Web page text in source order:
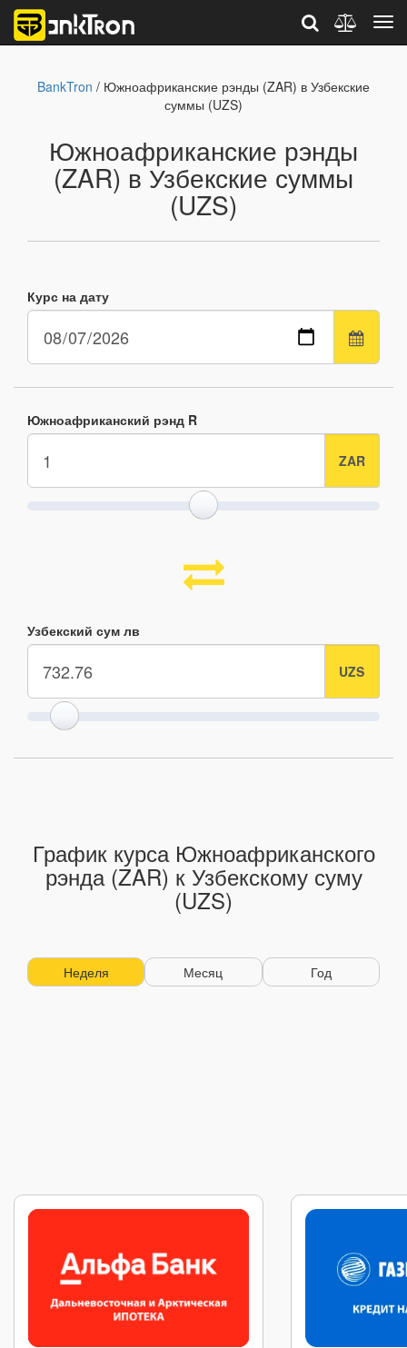
BankTron / Южноафриканские рэнды (ZAR) в Узбекские
суммы (UZS)
Южноафриканские рэнды
(ZAR) в Узбекские суммы
(UZS)
Курс на дату
Южноафриканский рэнд R
Узбекский сум лв
График курса Южноафриканского
рэнда (ZAR) к Узбекскому суму
(UZS)
Неделя Месяц Год